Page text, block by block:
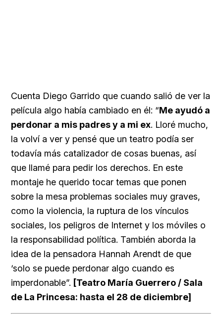
Cuenta Diego Garrido que cuando salió de ver la
película algo había cambiado en él: “Me ayudó a
perdonar a mis padres y a mi ex. Lloré mucho,
la volví a ver y pensé que un teatro podía ser
todavía más catalizador de cosas buenas, así
que llamé para pedir los derechos. En este
montaje he querido tocar temas que ponen
sobre la mesa problemas sociales muy graves,
como la violencia, la ruptura de los vínculos
sociales, los peligros de Internet y los móviles o
la responsabilidad política. También aborda la
idea de la pensadora Hannah Arendt de que
‘solo se puede perdonar algo cuando es
imperdonable”. [Teatro María Guerrero / Sala
de La Princesa: hasta el 28 de diciembre]